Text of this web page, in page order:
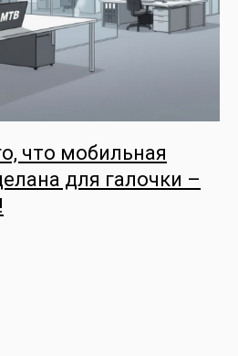
что мобильная
для галочки –